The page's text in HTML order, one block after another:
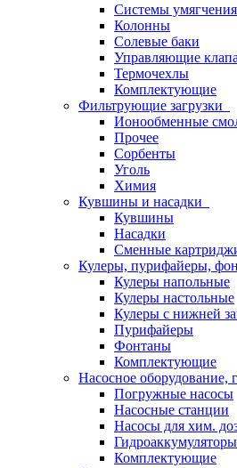
Системы
Колонны
Солевые баки
Управляющие
Термочехлы
Комплектующие
Фильтрующие загрузки
Ионообменные
Прочее
Сорбенты
Уголь
Химия
Кувшины и насадки
Кувшины
Насадки
Сменные
Кулеры, пурифайеры,
Кулеры напольные
Кулеры настольные
Кулеры с нижней
Пурифайеры
Фонтаны
Комплектующие
Насосное оборудование,
Погружные насосы
Насосные станции
Насосы для хим.
Гидроаккумуляторы
Комплектующие